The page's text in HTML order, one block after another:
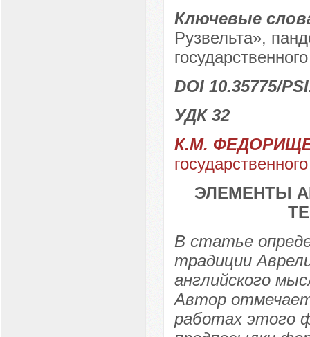
Ключевые
Рузвельта»,
DOI 10.35775/
УДК 32
К.М.
ЭЛЕМЕНТЫ
В статье
традиции
английского
Автор
работах этого